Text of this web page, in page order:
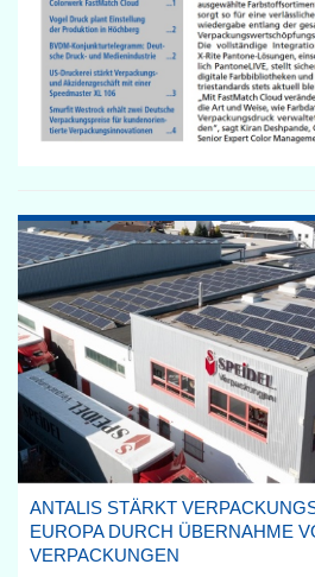
ANTALIS STÄRKT
EUROPA DURCH ÜBERNAHME
VERPACKUNGEN